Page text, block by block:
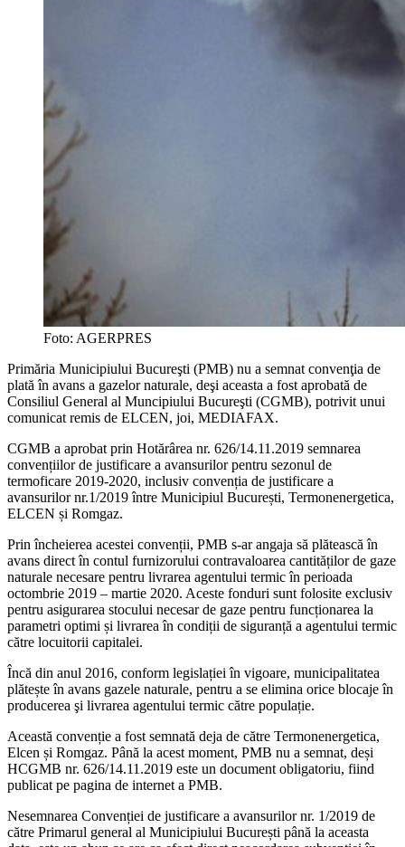
Foto: AGERPRES
Primăria Municipiului Bucureşti (PMB) nu a semnat convenţia de
plată în avans a gazelor naturale, deşi aceasta a fost aprobată de
Consiliul General al Muncipiului Bucureşti (CGMB), potrivit unui
comunicat remis de ELCEN, joi, MEDIAFAX.
CGMB a aprobat prin Hotărârea nr. 626/14.11.2019 semnarea
convențiilor de justificare a avansurilor pentru sezonul de
termoficare 2019-2020, inclusiv convenția de justificare a
avansurilor nr.1/2019 între Municipiul București, Termonenergetica,
ELCEN și Romgaz.
Prin încheierea acestei convenții, PMB s-ar angaja să plătească în
avans direct în contul furnizorului contravaloarea cantităților de gaze
naturale necesare pentru livrarea agentului termic în perioada
octombrie 2019 – martie 2020. Aceste fonduri sunt folosite exclusiv
pentru asigurarea stocului necesar de gaze pentru funcționarea la
parametri optimi și livrarea în condiții de siguranță a agentului termic
către locuitorii capitalei.
Încă din anul 2016, conform legislației în vigoare, municipalitatea
plătește în avans gazele naturale, pentru a se elimina orice blocaje în
producerea şi livrarea agentului termic către populație.
Această convenție a fost semnată deja de către Termonenergetica,
Elcen și Romgaz. Până la acest moment, PMB nu a semnat, deși
HCGMB nr. 626/14.11.2019 este un document obligatoriu, fiind
publicat pe pagina de internet a PMB.
Nesemnarea Convenției de justificare a avansurilor nr. 1/2019 de
către Primarul general al Municipiului București până la aceasta